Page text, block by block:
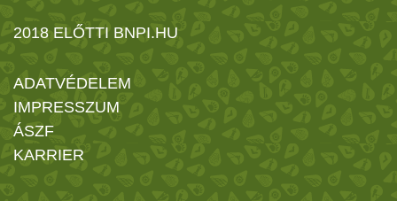
2018 ELŐTTI BNPI.HU
ADATVÉDELEM
IMPRESSZUM
ÁSZF
KARRIER